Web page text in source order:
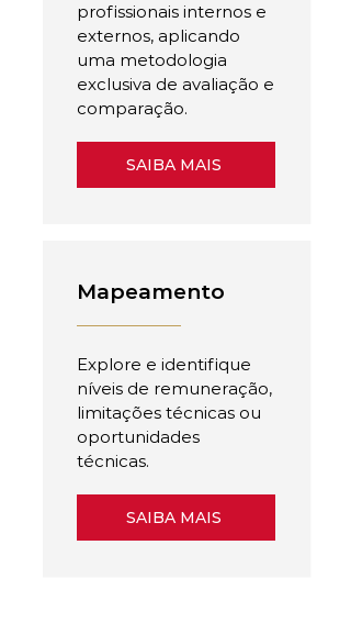
profissionais internos e
externos, aplicando
uma metodologia
exclusiva de avaliação e
comparação.
SAIBA MAIS
Mapeamento
Explore e identifique
níveis de remuneração,
limitações técnicas ou
oportunidades
técnicas.
SAIBA MAIS